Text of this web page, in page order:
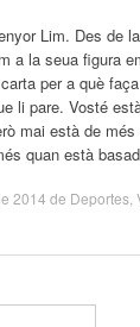
Lim. Des de
a la seua figura
per a què
li pare. Vosté
mai està de més
quan està
2014 de Deportes,